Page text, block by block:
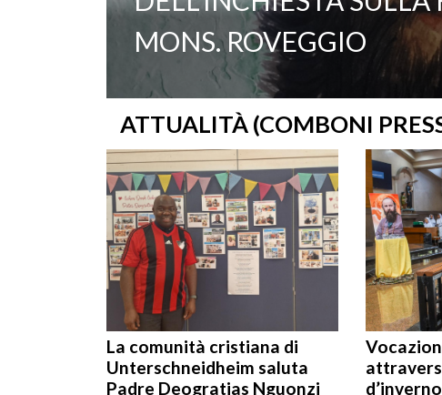
MONS. ROVEGGIO
ATTUALITÀ (COMBONI
La comunità cristiana di
Unterschneidheim saluta
Padre Deogratias Nguonzi
d’inverno